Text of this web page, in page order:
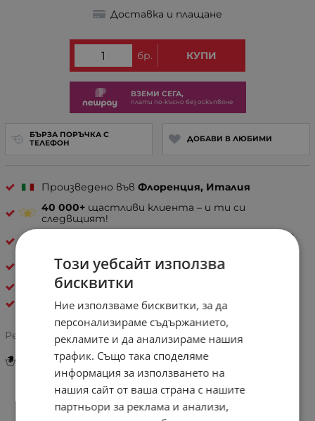
Доставка и плащане
Инструкции за грижа и поддръжка
бр. КУПИ
ВЗЕМИ СЕГА,
плати по-късно без оскъпвяне
БЪРЗА ПОРЪЧКА С
ТЕЛЕФОН
ДОБАВИ В ЛЮБИМИ
Произведено във Флоренция, Италия
40 000+ щастливи клиента – и ти си
следвщият!
– лесно връщане, ако не е
Естествена кожа
ДАМСКИ ЧАНТИ ОТ ЕСТЕСТВЕНА КОЖА
Pelletteria Italia
Рейтинг:
Този уебсайт използва
бисквитки
Ние използваме бисквитки, за да
персонализираме съдържанието,
рекламите и да анализираме нашия
трафик. Също така споделяме
информация за използването на
нашия сайт от ваша страна с нашите
партньори за реклама и анализи,